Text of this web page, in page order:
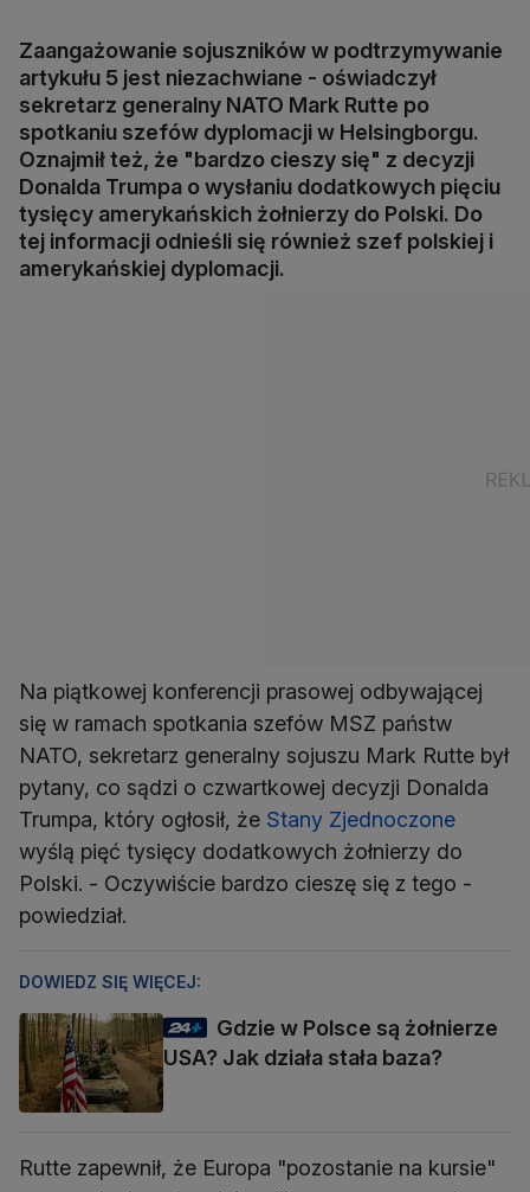
Zaangażowanie sojuszników w podtrzymywanie
artykułu 5 jest niezachwiane - oświadczył
sekretarz generalny NATO Mark Rutte po
spotkaniu szefów dyplomacji w Helsingborgu.
Oznajmił też, że "bardzo cieszy się" z decyzji
Donalda Trumpa o wysłaniu dodatkowych pięciu
tysięcy amerykańskich żołnierzy do Polski. Do
tej informacji odnieśli się również szef polskiej i
amerykańskiej dyplomacji.
Na piątkowej konferencji prasowej odbywającej
się w ramach spotkania szefów MSZ państw
NATO, sekretarz generalny sojuszu Mark Rutte był
pytany, co sądzi o czwartkowej decyzji Donalda
Trumpa, który ogłosił, że Stany Zjednoczone
wyślą pięć tysięcy dodatkowych żołnierzy do
Polski. - Oczywiście bardzo cieszę się z tego -
powiedział.
DOWIEDZ SIĘ WIĘCEJ:
Gdzie w Polsce są żołnierze
USA? Jak działa stała baza?
Rutte zapewnił, że Europa "pozostanie na kursie"